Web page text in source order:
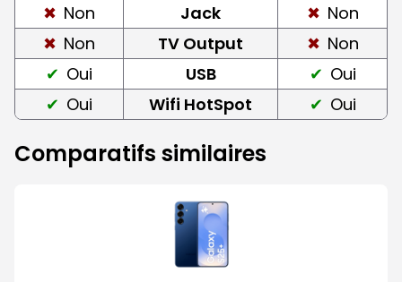
Non
Jack
Non
Non
TV Output
Non
Oui
USB
Oui
Oui
Wifi HotSpot Oui
Comparatifs similaires